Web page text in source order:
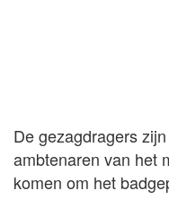
De gezagdragers
ambtenaren van het
komen om het